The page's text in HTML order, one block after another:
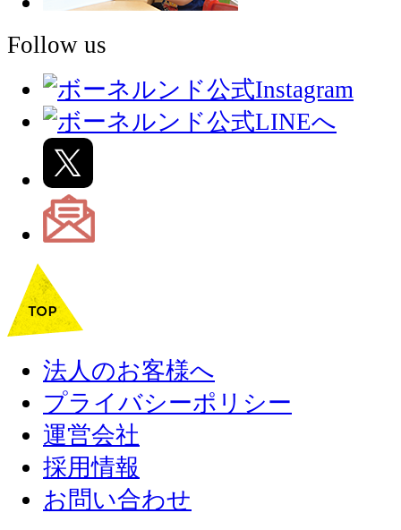
Follow us
法人のお客様へ
プライバシーポリシー
運営会社
採用情報
お問い合わせ